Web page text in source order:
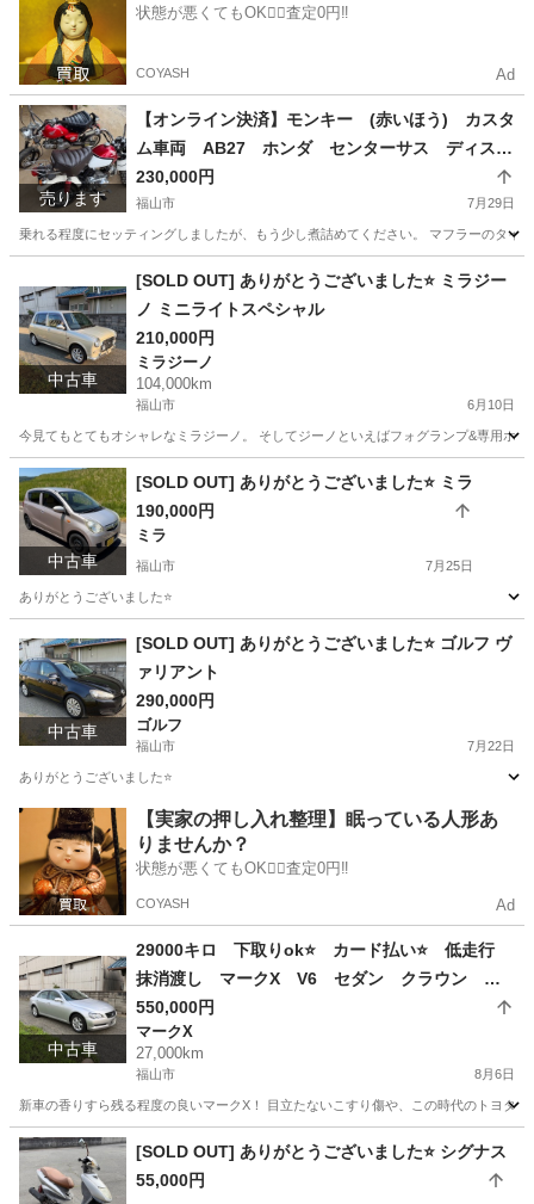
状態が悪くてもOK🙆‍♀️査定0円‼️
COYASH Ad
売ります
【オンライン決済】モンキー (赤いほう) カスタ
ム車両 AB27 ホンダ センターサス ディスク
ブレーキ ロンスイ デイトナ 4mini 4ミニ
MONKEY HONDA クラッチ付き 蹴り上げ4速
230,000円
福山市 7月29日
乗れる程度にセッティングしましたが、もう少し煮詰めてください。 マフラーのタ
CBX
中古車
[SOLD OUT] ありがとうございました⭐️ ミラジー
ノ ミニライトスペシャル
210,000円
ミラジーノ
104,000km
福山市 6月10日
今見てもとてもオシャレなミラジーノ。 そしてジーノといえばフォグランプ&専用ホ
広島 福山市
中古車
[SOLD OUT] ありがとうございました⭐️ ミラ
190,000円
ミラ
福山市 7月25日
ありがとうございました⭐️
ミッション
中古車
[SOLD OUT] ありがとうございました⭐️ ゴルフ ヴ
ァリアント
290,000円
ゴルフ
福山市 7月22日
ありがとうございました⭐️
広島 福山市 ゴルフ
【実家の押し入れ整理】眠っている人形あ
りませんか？
状態が悪くてもOK🙆‍♀️査定0円‼️
COYASH Ad
中古車
29000キロ 下取りok⭐️ カード払い⭐️ 低走行
抹消渡し マークX V6 セダン クラウン ト
ヨタ
550,000円
マークX
27,000km
福山市 8月6日
新車の香りすら残る程度の良いマークX！ 目立たないこすり傷や、この時代のトヨタ
広島 福山市
[SOLD OUT] ありがとうございました⭐️ シグナス
55,000円